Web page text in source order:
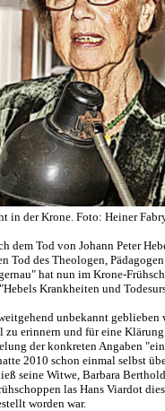
in der Krone. Foto: Heiner
dem Tod von Johann Peter
Tod des Theologen,
hat nun im Krone-
Krankheiten und
unbekannt geblieben
zu erinnern und für eine
der konkreten Angaben
2010 schon einmal selbst
seine Witwe, Barbara
las Hans Viardot
worden war.